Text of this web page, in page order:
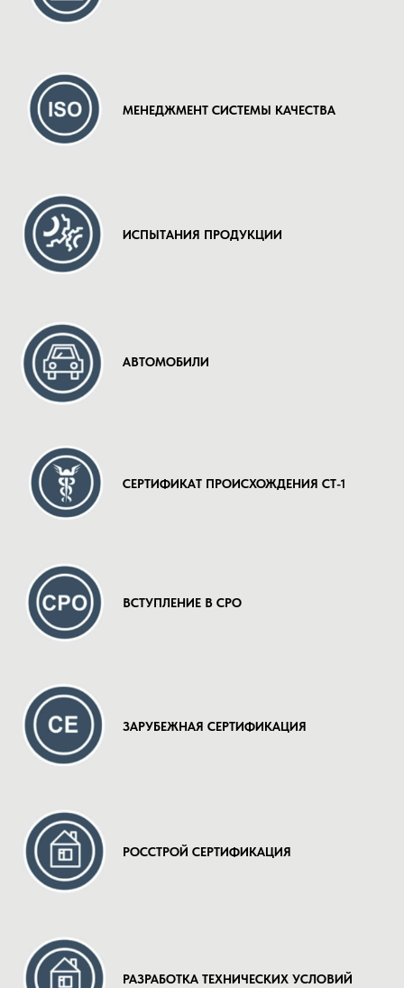
МЕНЕДЖМЕНТ СИСТЕМЫ КАЧЕСТВА
ИСПЫТАНИЯ ПРОДУКЦИИ
АВТОМОБИЛИ
СЕРТИФИКАТ ПРОИСХОЖДЕНИЯ СТ-1
ВСТУПЛЕНИЕ В СРО
ЗАРУБЕЖНАЯ СЕРТИФИКАЦИЯ
РОССТРОЙ СЕРТИФИКАЦИЯ
РАЗРАБОТКА ТЕХНИЧЕСКИХ УСЛОВИЙ